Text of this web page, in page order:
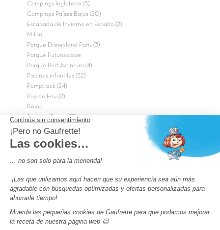
Campings Inglaterra (3)
Campings Países Bajos (20)
Escapada de Invierno en España (2)
Milán
Parque Disneyland París (3)
Parque Futuroscope
Parque Port Aventura (4)
Piscinas infantiles (32)
Pumptrack (24)
Puy du Fou (2)
Roma
Semana Santa (17)
tripadvisor Traveler’s Choice 2026 (43)
campings niños Francia
Los camping con piscinas en Francia
Camping Murcia
Camping Costa Brava
Camping Costa daurada
Pass camping